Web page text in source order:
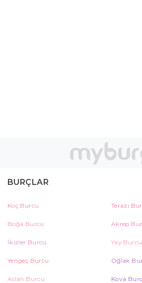
BURÇLAR
Koç Burcu Terazi
Boğa Burcu Akrep
İkizler Burcu Yay Burcu
Yengeç Burcu Oğlak
Aslan Burcu Kova